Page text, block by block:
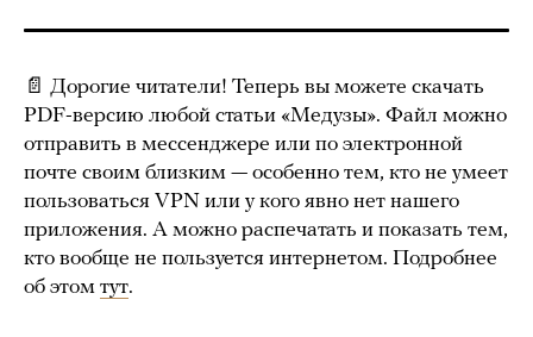
📄 Дорогие читатели! Теперь вы можете скачать
PDF-версию любой статьи «Медузы». Файл можно
отправить в мессенджере или по электронной
почте своим близким — особенно тем, кто не умеет
пользоваться VPN или у кого явно нет нашего
приложения. А можно распечатать и показать тем,
кто вообще не пользуется интернетом. Подробнее
об этом тут.